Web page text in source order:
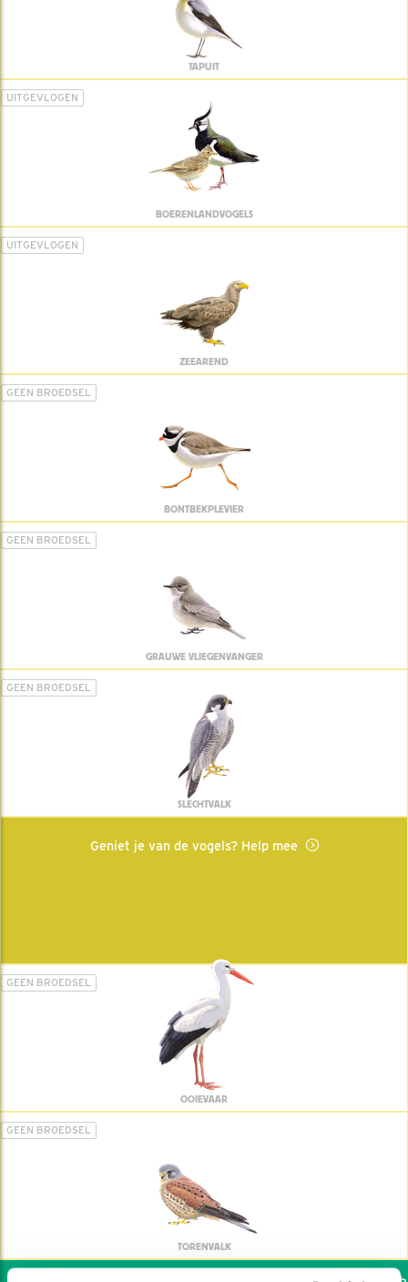
TAPUIT
UITGEVLOGEN
BOERENLANDVOGELS
UITGEVLOGEN
ZEEAREND
GEEN BROEDSEL
BONTBEKPLEVIER
GEEN BROEDSEL
GRAUWE VLIEGENVANGER
GEEN BROEDSEL
SLECHTVALK
Geniet je van de vogels? Help mee
GEEN BROEDSEL
OOIEVAAR
GEEN BROEDSEL
TORENVALK